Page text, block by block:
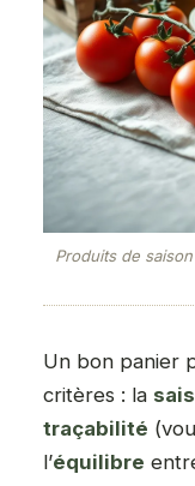
Produits de
Un bon panier
critères : la
traçabilité
l’équilibre